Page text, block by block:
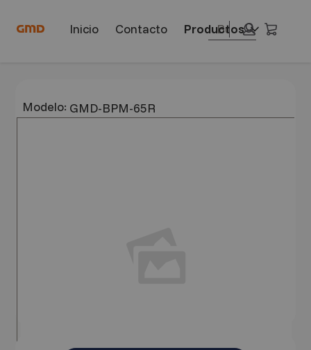
Inicio Contacto Búsqueda
Búsqueda
Modelo: GMD-BPM-65R